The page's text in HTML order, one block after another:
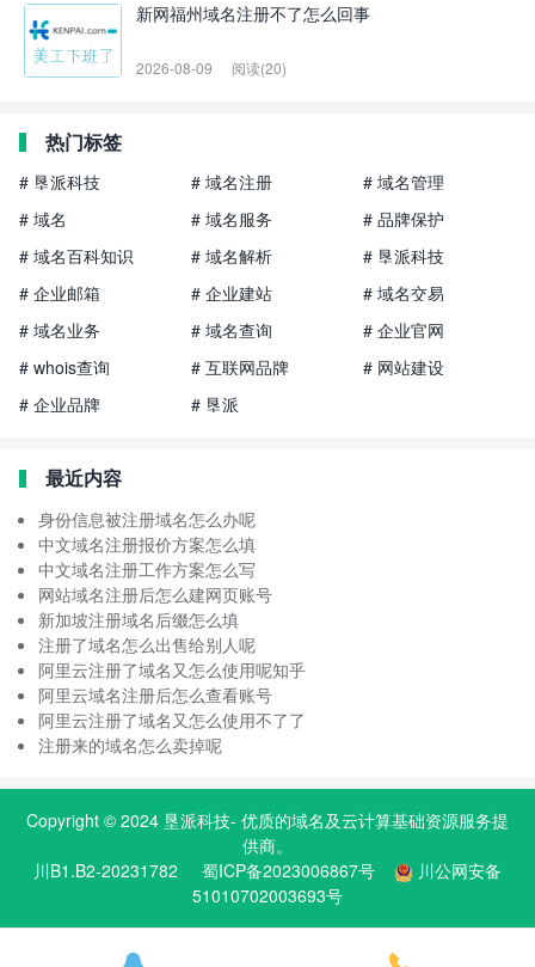
新网福州域名注册不了怎么回事
2026-08-09 阅读(20)
热门标签
# 垦派科技 # 域名注册
# 域名管理
# 域名
# 域名服务
# 品牌保护
# 域名百科知识
# 域名解析
# 垦派科技
# 企业邮箱
# 企业建站
# 域名交易
# 域名业务
# 域名查询
# 企业官网
# whois查询
# 互联网品牌
# 网站建设
# 企业品牌
# 垦派
最近内容
身份信息被注册域名怎么办呢
中文域名注册报价方案怎么填
中文域名注册工作方案怎么写
网站域名注册后怎么建网页账号
新加坡注册域名后缀怎么填
注册了域名怎么出售给别人呢
阿里云注册了域名又怎么使用呢知乎
阿里云域名注册后怎么查看账号
阿里云注册了域名又怎么使用不了了
注册来的域名怎么卖掉呢
Copyright © 2024 垦派科技- 优质的域名及云计算基础资源服务提
供商。
川B1.B2-20231782
蜀ICP备2023006867号
川公网安备
51010702003693号